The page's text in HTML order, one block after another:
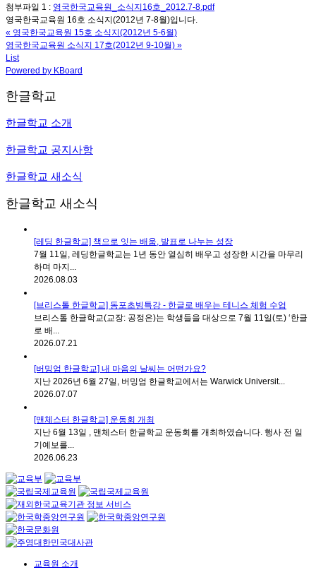
첨부파일 1 : 영국한국교육원_소식지16호_2012.7-8.pdf
영국한국교육원 16호 소식지(2012년 7-8월)입니다.
« 영국한국교육원 15호 소식지(2012년 5-6월)
영국한국교육원 소식지 17호(2012년 9-10월) »
List
Powered by KBoard
한글학교
한글학교 소개
한글학교 공지사항
한글학교 새소식
한글학교 새소식
[레딩 한글학교] 책으로 잇는 배움, 발표로 나누는 성장
7월 11일, 레딩한글학교는 1년 동안 열심히 배우고 성장한 시간을 마무리
하며 마지...
2026.08.03
[브리스톨 한글학교] 동포초빙특강 - 한글로 배우는 테니스 체험 수업
브리스톨 한글학교(교장: 공정은)는 학생들을 대상으로 7월 11일(토) ‘한글
로 배...
2026.07.21
[버밍엄 한글학교] 내 마음의 날씨는 어떤가요?
지난 2026년 6월 27일, 버밍엄 한글학교에서는 Warwick Universit...
2026.07.07
[맨체스터 한글학교] 운동회 개최
지난 6월 13일 , 맨체스터 한글학교 운동회를 개최하였습니다. 행사 전 일
기예보를...
2026.06.23
교육원 소개